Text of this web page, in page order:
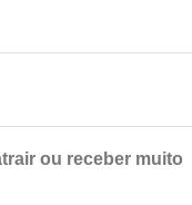
ou receber muito